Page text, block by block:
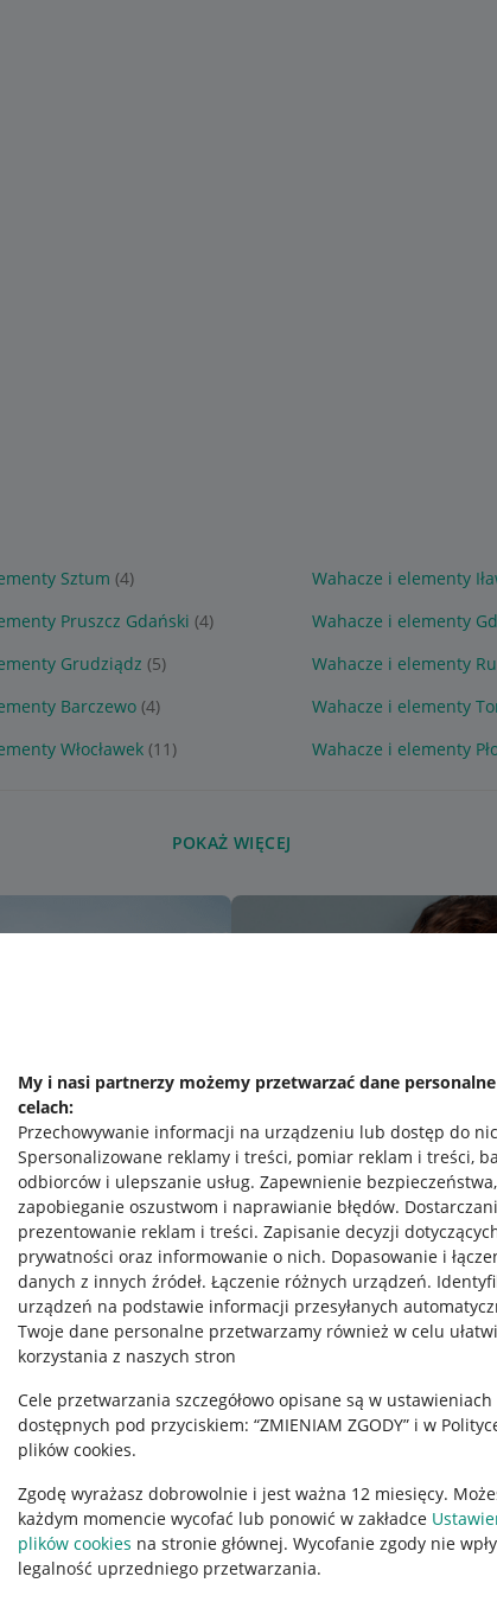
My i nasi partnerzy możemy przetwarzać dane
celach:
Przechowywanie informacji na urządzeniu lub dostęp do
Spersonalizowane reklamy i treści, pomiar reklam i treści,
odbiorców i ulepszanie usług. Zapewnienie bezpieczeństwa,
zapobieganie oszustwom i naprawianie błędów.
prezentowanie reklam i treści. Zapisanie decyzji
prywatności oraz informowanie o nich. Dopasowanie i
danych z innych źródeł. Łączenie różnych urządzeń.
urządzeń na podstawie informacji przesyłanych
Twoje dane personalne przetwarzamy również w celu
korzystania z naszych stron
Cele przetwarzania szczegółowo opisane są w ustawieniach
dostępnych pod przyciskiem: “ZMIENIAM ZGODY” i w
plików cookies.
Zgodę wyrażasz dobrowolnie i jest ważna 12 miesięcy.
każdym momencie wycofać lub ponowić w zakładce
plików cookies na stronie głównej. Wycofanie zgody nie
legalność uprzedniego przetwarzania.
Sztum (4) Wahacze i elementy
Pruszcz Gdański (4) Wahacze i elementy
Grudziądz (5) Wahacze i elementy
Barczewo (4) Wahacze i elementy
Włocławek (11) Wahacze i elementy
POKAŻ WIĘCEJ
Usługach Cyfrowych
Pobierz aplikację